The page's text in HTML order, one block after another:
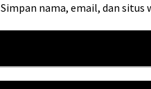
Simpan nama, email, dan situs